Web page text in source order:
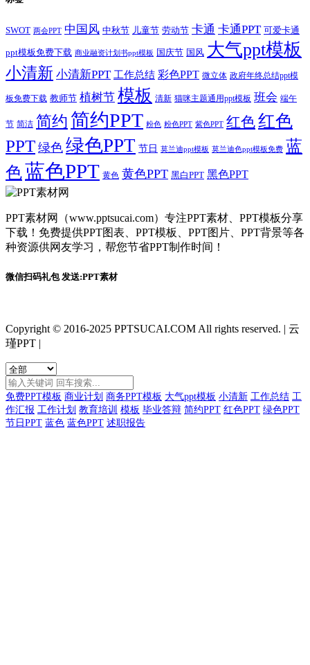
SWOT 两会PPT 中国风 中秋节 儿童节 劳动节 卡通 卡通PPT 可爱卡通
ppt模板免费下载 商业融资计划书ppt模板 国庆节 国风 大气ppt模板
小清新 小清新PPT 工作总结 彩色PPT 微立体 政府年终总结ppt模
板免费下载 教师节 植树节 模板 清新 猫咪主题通用ppt模板 班会 端午
节 简洁 简约 简约PPT 粉色 粉色PPT 紫色PPT 红色红色
PPT 绿色 绿色PPT 节日 莫兰迪ppt模板 莫兰迪色ppt模板免费 蓝
色蓝色PPT 黄色 黄色PPT 黑白PPT 黑色PPT
PPT素材网（www.pptsucai.com）专注PPT素材、PPT模板分享
下载！免费提供PPT图表、PPT模板、PPT图片、PPT背景等各
种资源供网友学习，帮您节省PPT制作时间！
微信扫码礼包 发送:PPT素材
Copyright © 2016-2025 PPTSUCAI.COM All rights reserved. | 云
瑾PPT |
免费PPT模板 商业计划 商务PPT模板 大气ppt模板 小清新 工作总结 工
作汇报 工作计划 教育培训 模板 毕业答辩 简约PPT 红色PPT 绿色PPT
节日PPT 蓝色 蓝色PPT 述职报告